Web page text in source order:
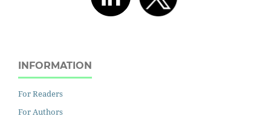
INFORMATION
For Readers
For Authors